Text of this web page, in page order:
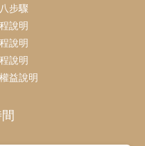
步驟
說明
說明
說明
益說明